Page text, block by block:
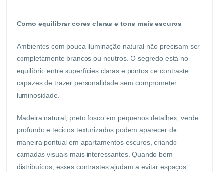
Como equilibrar cores claras e tons mais escuros
Ambientes com pouca iluminação natural não precisam ser
completamente brancos ou neutros. O segredo está no
equilíbrio entre superfícies claras e pontos de contraste
capazes de trazer personalidade sem comprometer
luminosidade.
Madeira natural, preto fosco em pequenos detalhes, verde
profundo e tecidos texturizados podem aparecer de
maneira pontual em apartamentos escuros, criando
camadas visuais mais interessantes. Quando bem
distribuídos, esses contrastes ajudam a evitar espaços